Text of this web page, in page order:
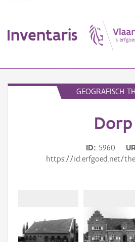
Inventaris
Persoon of collectief
GEOGRAFISCH
Dorp
ID 5960
https://id.erfgoed.net/